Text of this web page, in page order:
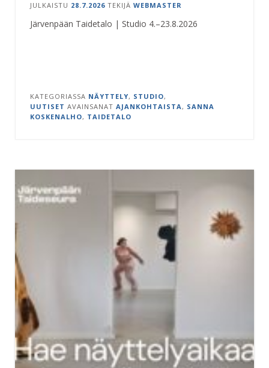
JULKAISTU 28.7.2026 TEKIJÄ WEBMASTER
Järvenpään Taidetalo | Studio 4.–23.8.2026
KATEGORIASSA NÄYTTELY, STUDIO,
UUTISET AVAINSANAT AJANKOHTAISTA , SANNA
KOSKENALHO, TAIDETALO